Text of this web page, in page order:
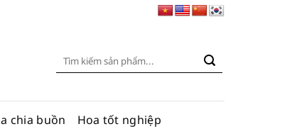
Tìm
chia buồn Hoa tốt nghiệp